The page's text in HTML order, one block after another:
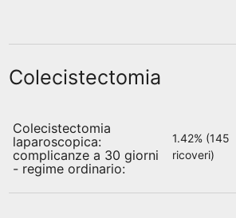
Colecistectomia
Colecistectomia
laparoscopica:
complicanze a 30 giorni
- regime ordinario:
1.42% (145
ricoveri)